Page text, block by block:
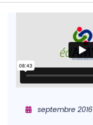
septembre 2016